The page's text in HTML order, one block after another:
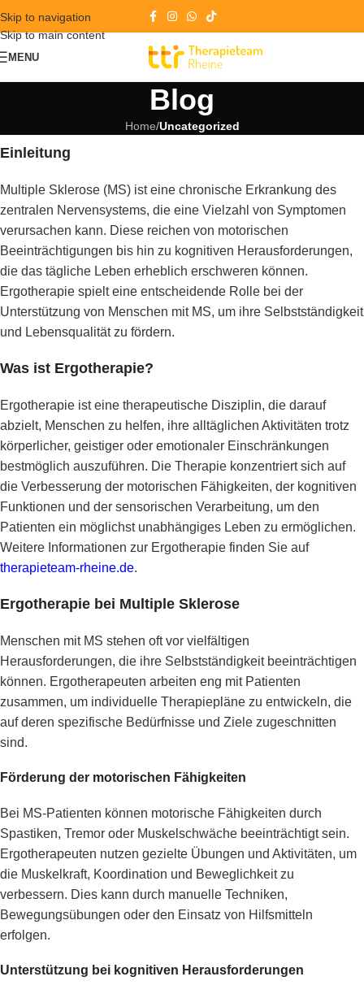
Skip to navigation
Skip to main content
MENU
Blog
Home/Uncategorized
Einleitung
Multiple Sklerose (MS) ist eine chronische Erkrankung des
zentralen Nervensystems, die eine Vielzahl von Symptomen
verursachen kann. Diese reichen von motorischen
Beeinträchtigungen bis hin zu kognitiven Herausforderungen,
die das tägliche Leben erheblich erschweren können.
Ergotherapie spielt eine entscheidende Rolle bei der
Unterstützung von Menschen mit MS, um ihre Selbstständigkeit
und Lebensqualität zu fördern.
Was ist Ergotherapie?
Ergotherapie ist eine therapeutische Disziplin, die darauf
abzielt, Menschen zu helfen, ihre alltäglichen Aktivitäten trotz
körperlicher, geistiger oder emotionaler Einschränkungen
bestmöglich auszuführen. Die Therapie konzentriert sich auf
die Verbesserung der motorischen Fähigkeiten, der kognitiven
Funktionen und der sensorischen Verarbeitung, um den
Patienten ein möglichst unabhängiges Leben zu ermöglichen.
Weitere Informationen zur Ergotherapie finden Sie auf
therapieteam-rheine.de.
Ergotherapie bei Multiple Sklerose
Menschen mit MS stehen oft vor vielfältigen
Herausforderungen, die ihre Selbstständigkeit beeinträchtigen
können. Ergotherapeuten arbeiten eng mit Patienten
zusammen, um individuelle Therapiepläne zu entwickeln, die
auf deren spezifische Bedürfnisse und Ziele zugeschnitten
sind.
Förderung der motorischen Fähigkeiten
Bei MS-Patienten können motorische Fähigkeiten durch
Spastiken, Tremor oder Muskelschwäche beeinträchtigt sein.
Ergotherapeuten nutzen gezielte Übungen und Aktivitäten, um
die Muskelkraft, Koordination und Beweglichkeit zu
verbessern. Dies kann durch manuelle Techniken,
Bewegungsübungen oder den Einsatz von Hilfsmitteln
erfolgen.
Unterstützung bei kognitiven Herausforderungen